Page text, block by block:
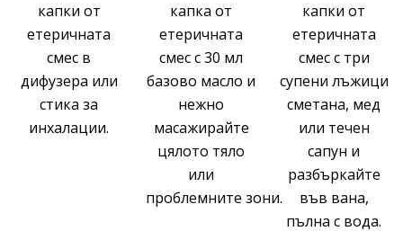
капки от
етеричната
смес в
дифузера или
стика за
инхалации.
капка от
етеричната
смес с 30 мл
базово масло и
нежно
масажирайте
цялото тяло
или
проблемните зони.
капки от
етеричната
смес с три
супени лъжици
сметана, мед
или течен
сапун и
разбъркайте
във вана,
пълна с вода.